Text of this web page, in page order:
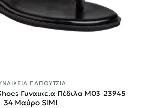
ΠΑΠΟΎΤΣΙΑ
Γυναικεία Πέδιλα M03-23945-
34 Μαύρο SIMI